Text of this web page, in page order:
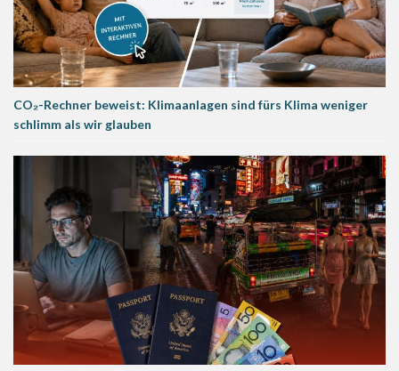
CO₂-Rechner beweist: Klimaanlagen sind fürs Klima weniger
schlimm als wir glauben